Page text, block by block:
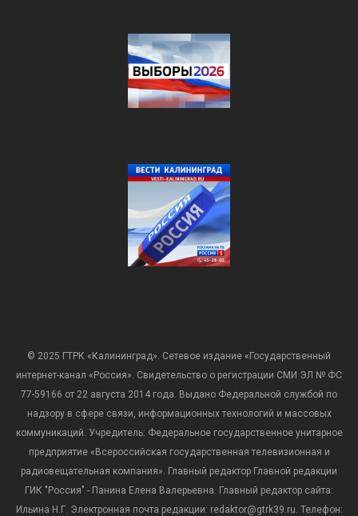
© 2025 ГТРК «Калининград». Сетевое издание «Государственный
интернет-канал «Россия». Свидетельство о регистрации СМИ ЭЛ № ФС
77-59166 от 22 августа 2014 года. Выдано Федеральной службой по
надзору в сфере связи, информационных технологий и массовых
коммуникаций. Учредитель: Федеральное государственное унитарное
предприятие «Всероссийская государственная телевизионная и
радиовещательная компания». Главный редактор Главной редакции
ГИК "Россия" - Панина Елена Валерьевна. Главный редактор сайта:
Ильина Н.Г. Электронная почта редакции: redaktor@gtrk39.ru. Телефон: